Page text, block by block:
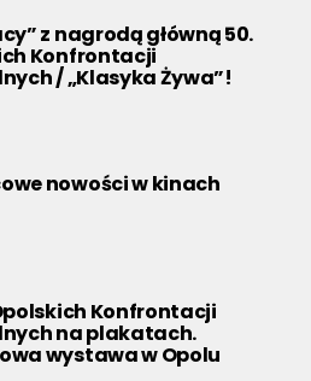
z nagrodą główną 50.
Konfrontacji
/ „Klasyka Żywa”!
nowości w kinach
Konfrontacji
na plakatach.
wystawa w Opolu